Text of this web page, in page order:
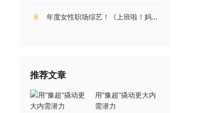
6 年度女性职场综艺！《上班啦！妈妈》第二季揭秘直播电商内幕
推荐文章
用“豫超”撬动更大内
需潜力